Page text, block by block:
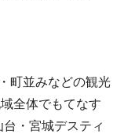
町並みなどの観光
全体でもてなす
・宮城デスティ